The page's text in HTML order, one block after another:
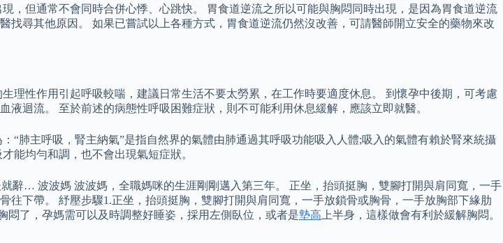
，但通常不會同時合併心悸、心跳快。 胃食道逆流之所以可能與胸悶同時出現，是因為胃食道逆流
尋其他原因。 如果已嘗試以上各種方式，胃食道逆流仍然沒改善，可請醫師開立安全的藥物來改
理性作用引起呼吸較喘，建議日常生活不要太勞累，在工作時要適度休息。 到懷孕中後期，可考慮
迴流。 至於前述的病態性呼吸困難症狀，則不可能利用休息緩解，應該立即就醫。
“肺主呼吸，腎主納氣”是指自然界的氣體由肺通過其呼吸功能吸入人體;吸入的氣體有賴於腎來統攝
能均勻和調，也不會出現氣短症狀。
辭… 波波媽 波波媽，全職媽咪的生涯剛剛邁入第三年。 正坐，抬頭挺胸，雙腳打開與肩同寬，一手
下帶。 紓壓步驟1.正坐，抬頭挺胸，雙腳打開與肩同寬，一手放鎖骨或胸骨，一手放胸部下緣肋
了，孕媽需可以及時調整好睡姿，採用左側臥位，或者是墊高 上半身，這樣做會有利於緩解胸悶。